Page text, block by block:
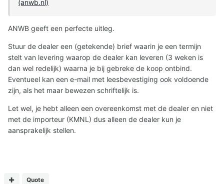
(anwb.nl)
ANWB geeft een perfecte uitleg.
Stuur de dealer een (getekende) brief waarin je een termijn
stelt van levering waarop de dealer kan leveren (3 weken is
dan wel redelijk) waarna je bij gebreke de koop ontbind.
Eventueel kan een e-mail met leesbevestiging ook voldoende
zijn, als het maar bewezen schriftelijk is.
Let wel, je hebt alleen een overeenkomst met de dealer en niet
met de importeur (KMNL) dus alleen de dealer kun je
aansprakelijk stellen.
Quote